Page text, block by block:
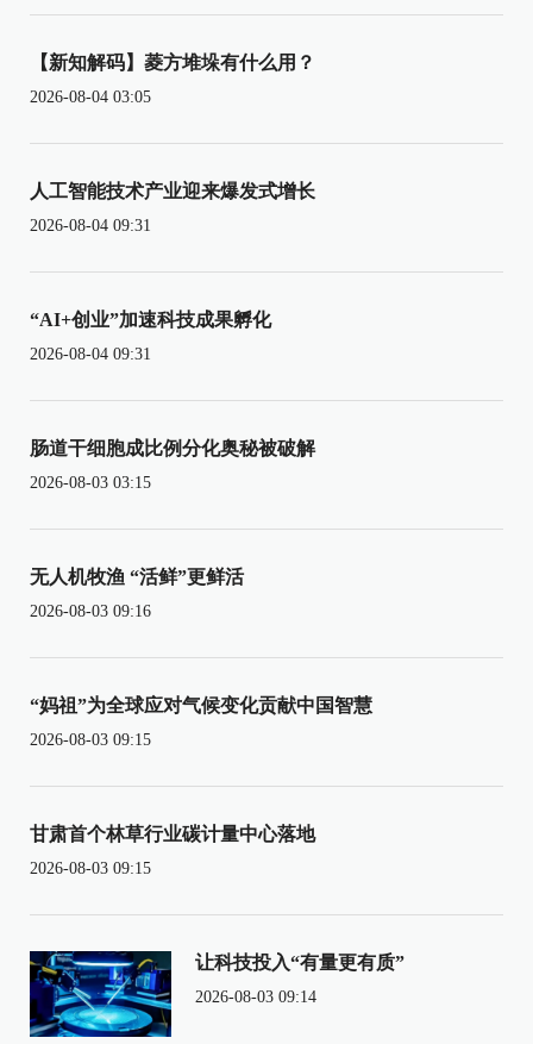
【新知解码】菱方堆垛有什么用？
2026-08-04 03:05
人工智能技术产业迎来爆发式增长
2026-08-04 09:31
“AI+创业”加速科技成果孵化
2026-08-04 09:31
肠道干细胞成比例分化奥秘被破解
2026-08-03 03:15
无人机牧渔 “活鲜”更鲜活
2026-08-03 09:16
“妈祖”为全球应对气候变化贡献中国智慧
2026-08-03 09:15
甘肃首个林草行业碳计量中心落地
2026-08-03 09:15
让科技投入“有量更有质”
2026-08-03 09:14